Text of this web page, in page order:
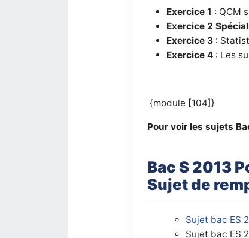
Exercice 1 : QCM
Exercice 2
Exercice 3 :
Exercice 4 : Les
{module [104]}
Pour voir les sujets
Bac S 2013
Sujet de
Sujet bac ES
Sujet bac ES